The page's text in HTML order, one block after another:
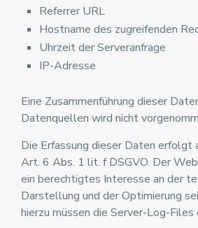
Referrer URL
Hostname des zugreifenden
Uhrzeit der Serveranfrage
IP-Adresse
Eine Zusammenführung dieser
Datenquellen wird nicht
Die Erfassung dieser Daten erfolgt
Art. 6 Abs. 1 lit. f DSGVO. Der
ein berechtigtes Interesse an der
Darstellung und der Optimierung
hierzu müssen die Server-Log-